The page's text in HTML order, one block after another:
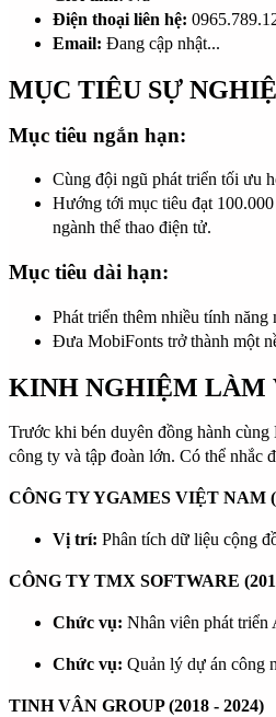
Điện thoại liên hệ:
Email: Đang cập nhật...
MỤC TIÊU SỰ
Mục tiêu ngắn hạn:
Cùng đội ngũ phát triển tối ưu
Hướng tới mục tiêu đạt
ngành thể thao điện tử.
Mục tiêu dài hạn:
Phát triển thêm nhiều tính
Đưa MobiFonts trở thành một
KINH NGHIỆM LÀM
Trước khi bén duyên đồng hành
công ty và tập đoàn lớn. Có thể nhắc
CÔNG TY YGAMES VIỆT NAM
Vị trí: Phân tích dữ liệu cộng
CÔNG TY TMX SOFTWARE
Chức vụ: Nhân viên phát triển
Chức vụ: Quản lý dự án công
TINH VÂN GROUP (2018 - 2024)